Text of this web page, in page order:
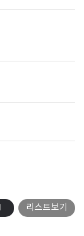
리스트보기